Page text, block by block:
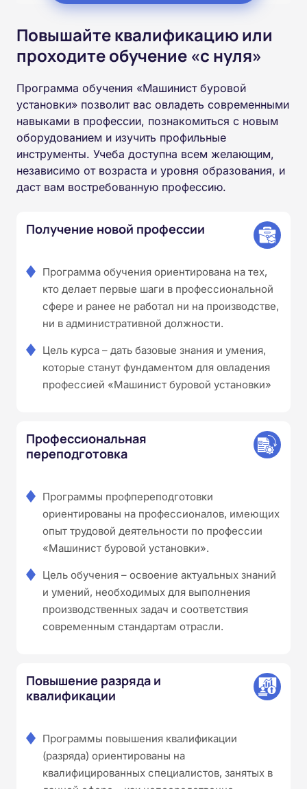
Повышайте квалификацию или
проходите обучение «с нуля»
Программа обучения «Машинист буровой
установки» позволит вас овладеть современными
навыками в профессии, познакомиться с новым
оборудованием и изучить профильные
инструменты. Учеба доступна всем желающим,
независимо от возраста и уровня образования, и
даст вам востребованную профессию.
Получение новой профессии
Программа обучения ориентирована на тех,
кто делает первые шаги в профессиональной
сфере и ранее не работал ни на производстве,
ни в административной должности.
Цель курса – дать базовые знания и умения,
которые станут фундаментом для овладения
профессией «Машинист буровой установки»
Профессиональная
переподготовка
Программы профпереподготовки
ориентированы на профессионалов, имеющих
опыт трудовой деятельности по профессии
«Машинист буровой установки».
Цель обучения – освоение актуальных знаний
и умений, необходимых для выполнения
производственных задач и соответствия
современным стандартам отрасли.
Повышение разряда и
квалификации
Программы повышения квалификации
(разряда) ориентированы на
квалифицированных специалистов, занятых в